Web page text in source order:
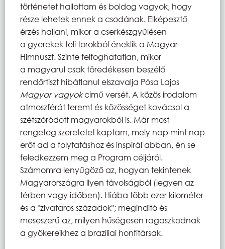
történetet hallottam és boldog vagyok, hogy
része lehetek ennek a csodának. Elképesztő
érzés hallani, mikor a cserkészgyűlésen
a gyerekek teli torokból éneklik a Magyar
Himnuszt. Szinte felfoghatatlan, mikor
a magyarul csak töredékesen beszélő
rendőrtiszt hibátlanul elszavalja Pósa Lajos
Magyar vagyokcímű versét. A közös irodalom
atmoszférát teremt és közösséget kovácsol a
szétszóródott magyarokból is. Már most
rengeteg szeretetet kaptam, mely nap mint nap
erőt ad a folytatáshoz és inspirál abban, én se
feledkezzem meg a Program céljáról.
Számomra lenyűgöző az, hogyan tekintenek
Magyarországra ilyen távolságból (legyen az
térben vagy időben). Hiába több ezer kilométer
és a "zivataros századok"; megindító és
meseszerű az, milyen hűségesen ragaszkodnak
a gyökereikhez a brazíliai honfitársak.